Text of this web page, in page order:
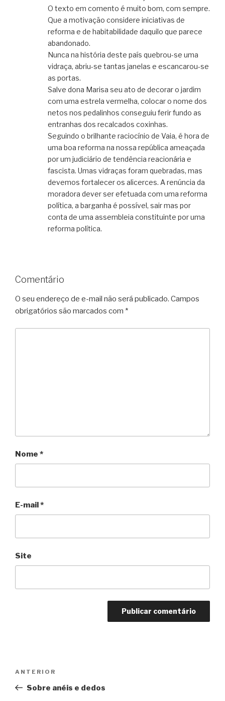
O texto em comento é muito bom, com sempre.
Que a motivação considere iniciativas de
reforma e de habitabilidade daquilo que parece
abandonado.
Nunca na história deste país quebrou-se uma
vidraça, abriu-se tantas janelas e escancarou-se
as portas.
Salve dona Marisa seu ato de decorar o jardim
com uma estrela vermelha, colocar o nome dos
netos nos pedalinhos conseguiu ferir fundo as
entranhas dos recalcados coxinhas.
Seguindo o brilhante raciocínio de Vaia, é hora de
uma boa reforma na nossa república ameaçada
por um judiciário de tendência reacionária e
fascista. Umas vidraças foram quebradas, mas
devemos fortalecer os alicerces. A renúncia da
moradora dever ser efetuada com uma reforma
política, a barganha é possível, sair mas por
conta de uma assembleia constituinte por uma
reforma política.
Comentário
O seu endereço de e-mail não será publicado. Campos
obrigatórios são marcados com *
Nome *
E-mail*
Site
Post
Anterior
ANTERIOR
Sobre anéis e dedos